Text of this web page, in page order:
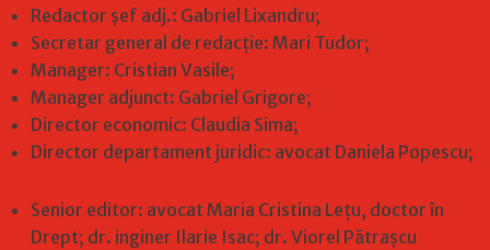
Redactor șef adj.: Gabriel Lixandru;
Secretar general de redacție: Mari Tudor;
Manager: Cristian Vasile;
Manager adjunct: Gabriel Grigore;
Director economic: Claudia Sima;
Director departament juridic: avocat Daniela Popescu;
Senior editor: avocat Maria Cristina Leţu, doctor în
Drept; dr. inginer Ilarie Isac; dr. Viorel Pătrașcu